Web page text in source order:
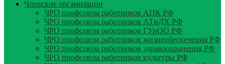
Членские организации
ЧРО профсоюза работников АПК РФ
ЧРО профсоюза работников АТиДХ РФ
ЧРО профсоюза работников ГУиОО РФ
ЧРО профсоюза работников жизнеобеспечения РФ
ЧРО профсоюза работников здравоохранения РФ
ЧРО профсоюза работников культуры РФ